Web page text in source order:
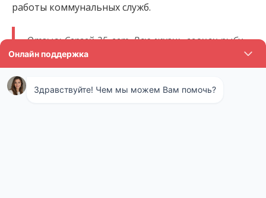
работы коммунальных служб.
Отзыв: Сергей 35 лет. Всю жизнь ловили рыбу
на озере. Но тут внезапно она вся куда-то из
него пропала. Мы решили, что все дело в воде,
которую местный завод сливает также в это